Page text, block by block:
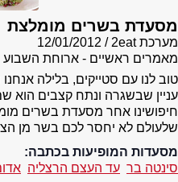
מסעדת בשרים מומלצת
מערכת 2eat
12/01/2012
מאמרים ראשיים - ארוחת השבוע
טוב לנו עם סטייקים, בלילה
עניין שבשגרה ונתח קצבים
חיפושינו אחר מסעדת בשרים
שלעולם לא יחסר לכם בשר מן
מסעדות המופיעות בכתבה:
סינטה בר עד העצם הרצליה